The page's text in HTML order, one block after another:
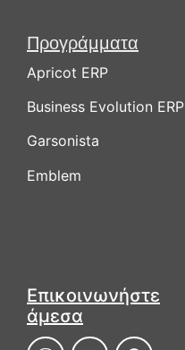
Προγράμματα
Apricot ERP
Business Evolution ERP
Garsonista
Emblem
Επικοινωνήστε
άμεσα